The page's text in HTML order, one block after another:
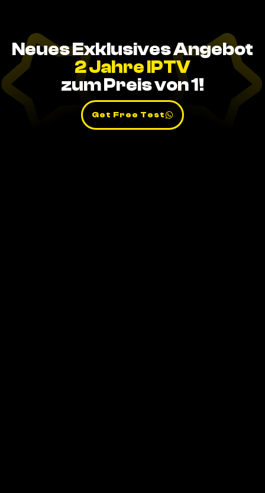
Neues Exklusives Angebot
2 Jahre IPTV
zum Preis von 1!
Get Free Test